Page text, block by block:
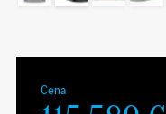
Cena